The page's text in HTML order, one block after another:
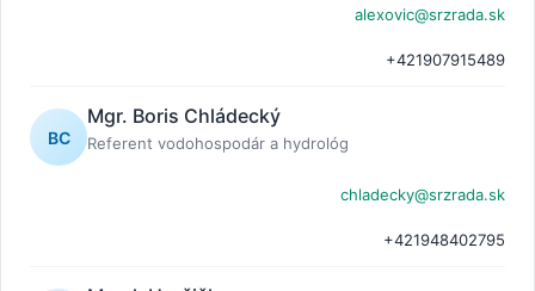
alexovic@srzrada.sk
+421907915489
BC
Mgr. Boris Chládecký
Referent vodohospodár a hydrológ
chladecky@srzrada.sk
+421948402795